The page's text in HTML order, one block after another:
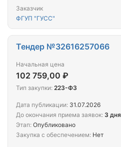
Заказчик
ФГУП "ГУСС"
Тендер №32616257066
Начальная цена
102 759,00 ₽
Тип закупки: 223-ФЗ
Дата публикации: 31.07.2026
До окончания приема заявок: 3 дня
Этап: Опубликовано
Закупка с обеспечением: Нет